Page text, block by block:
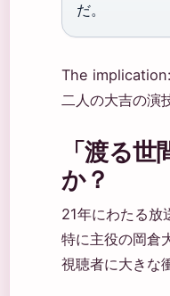
だ。
The implication:
二人の大吉の演
「渡る
か？
21年にわたる放
特に主役の岡倉
視聴者に大きな